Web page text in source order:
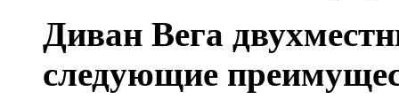
Диван Вега
следующие